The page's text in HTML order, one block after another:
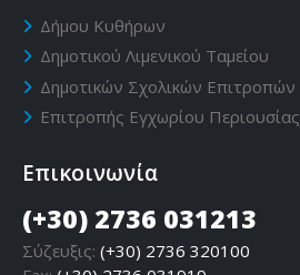
Δήμου Κυθήρων
Δημοτικού Λιμενικού Ταμείου
Δημοτικών Σχολικών Επιτροπών
Επιτροπής Εγχωρίου Περιουσίας
Επικοινωνία
(+30) 2736 031213
Σύζευξις: (+30) 2736 320100